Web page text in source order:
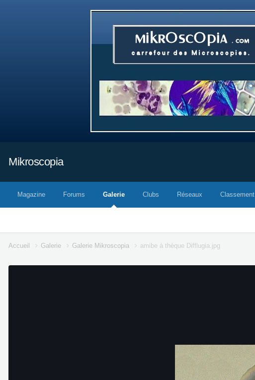
Mikroscopia
Magazine Forums Galerie Clubs Réseaux Classement
Accueil Galerie Galerie Mikroscopia amibe à thèque Difflugia.jpg